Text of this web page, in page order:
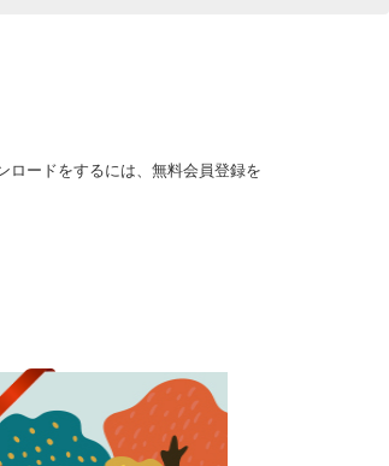
ロードをするには、無料会員登録を